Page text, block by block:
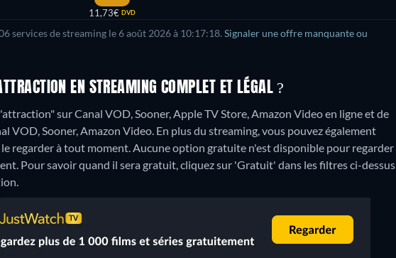
11,73€ DVD
services de streaming le 6 août 2026 à 10:17:18. Signaler une offre manquante ou
EN STREAMING COMPLET ET LÉGAL ?
sur Canal VOD, Sooner, Apple TV Store, Amazon Video en ligne et de
VOD, Sooner, Amazon Video. En plus du streaming, vous pouvez également
regarder à tout moment.Aucune option gratuite n'est disponible pour regarder
Pour savoir quand il sera gratuit, cliquez sur 'Gratuit' dans les filtres ci-dessus